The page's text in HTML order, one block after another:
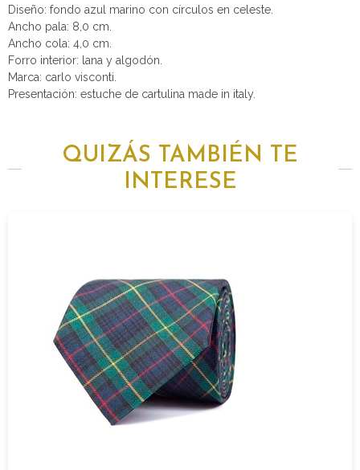
Diseño: fondo azul marino con círculos en celeste.
Ancho pala: 8,0 cm.
Ancho cola: 4,0 cm.
Forro interior: lana y algodón.
Marca: carlo visconti.
Presentación: estuche de cartulina made in italy.
QUIZÁS TAMBIÉN TE
INTERESE